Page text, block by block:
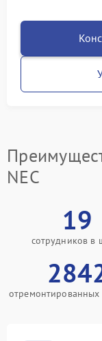
NEC
19
сотрудников в
отремонтированных